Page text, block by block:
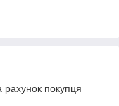
рахунок покупця